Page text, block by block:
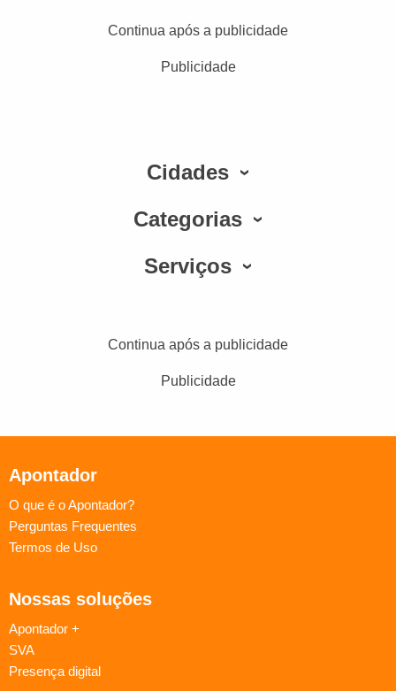
Continua após a publicidade
Publicidade
Cidades
Categorias
Serviços
Continua após a publicidade
Publicidade
Apontador
O que é o Apontador?
Perguntas Frequentes
Termos de Uso
Nossas soluções
Apontador +
SVA
Presença digital